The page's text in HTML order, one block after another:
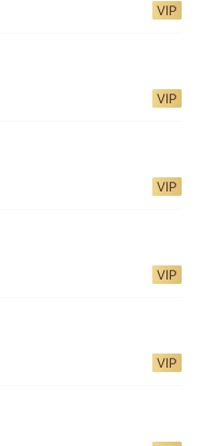
VIP
VIP
VIP
VIP
VIP